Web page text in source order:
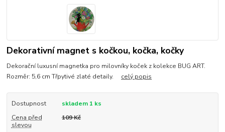
Dekorativní magnet s kočkou, kočka, kočky
Dekorační luxusní magnetka pro milovníky koček z kolekce BUG ART.
Rozměr: 5,6 cm Třpytivé zlaté detaily. celý popis
Dostupnost
skladem 1 ks
Cena před
slevou
109 Kč